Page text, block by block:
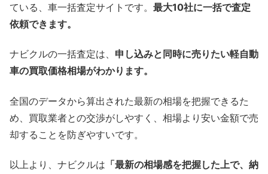
ている、車一括査定サイトです。 最大10社に一括で査定
依頼できます。
ナビクルの一括査定は、 申し込みと同時に売りたい軽自動
車の買取価格相場がわかります。
全国のデータから算出された最新の相場を把握できるた
め、買取業者との交渉がしやすく、相場より安い金額で売
却することを防ぎやすいです。
以上より、ナビクルは 「最新の相場感を把握した上で、納